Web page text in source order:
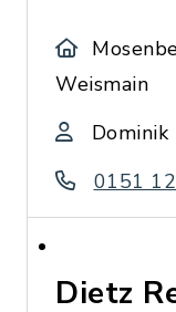
Weismain
0151
Dietz